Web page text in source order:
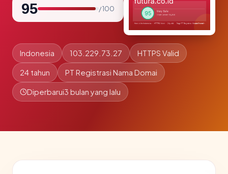
95 / 100
Indonesia 103.229.73.27 HTTPS Valid
24 tahun PT Registrasi Nama Domai
Diperbarui3 bulan yang lalu